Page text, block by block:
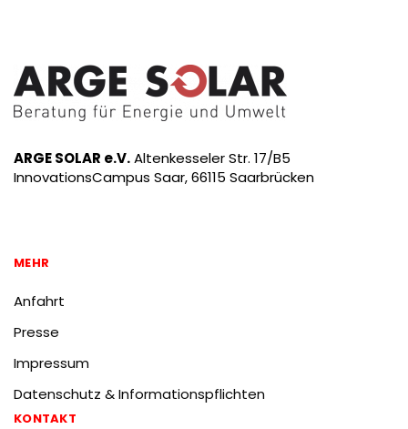
ARGE SOLAR e.V.Altenkesseler Str. 17/B5
InnovationsCampus Saar, 66115 Saarbrücken
MEHR
Anfahrt
Presse
Impressum
Datenschutz & Informationspflichten
KONTAKT